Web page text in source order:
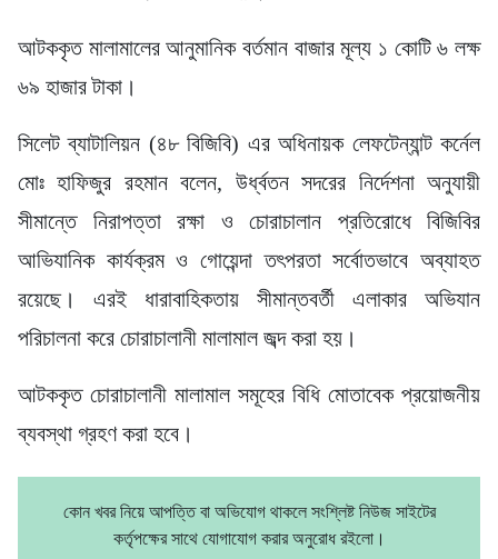
আটককৃত মালামালের আনুমানিক বর্তমান বাজার মূল্য ১ কোটি ৬ লক্ষ
৬৯ হাজার টাকা।
সিলেট ব্যাটালিয়ন (৪৮ বিজিবি) এর অধিনায়ক লেফটেন্যান্ট কর্নেল
মোঃ হাফিজুর রহমান বলেন, উর্ধ্বতন সদরের নির্দেশনা অনুযায়ী
সীমান্তে নিরাপত্তা রক্ষা ও চোরাচালান প্রতিরোধে বিজিবির
আভিযানিক কার্যক্রম ও গোয়েন্দা তৎপরতা সর্বোতভাবে অব্যাহত
রয়েছে। এরই ধারাবাহিকতায় সীমান্তবর্তী এলাকার অভিযান
পরিচালনা করে চোরাচালানী মালামাল জব্দ করা হয়।
আটককৃত চোরাচালানী মালামাল সমূহের বিধি মোতাবেক প্রয়োজনীয়
ব্যবস্থা গ্রহণ করা হবে।
কোন খবর নিয়ে আপত্তি বা অভিযোগ থাকলে সংশ্লিষ্ট নিউজ সাইটের
কর্তৃপক্ষের সাথে যোগাযোগ করার অনুরোধ রইলো।